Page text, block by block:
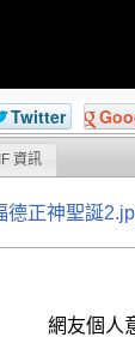
Twitter
資訊
德正神聖誕
網友個人